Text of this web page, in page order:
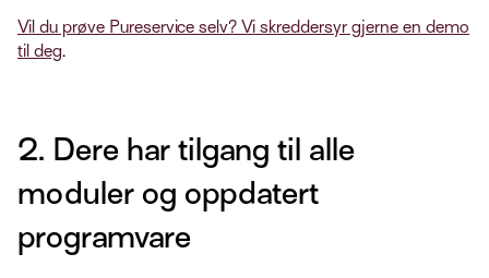
Vil du prøve Pureservice selv? Vi skreddersyr gjerne en demo
til deg.
2. Dere har tilgang til alle
moduler og oppdatert
programvare